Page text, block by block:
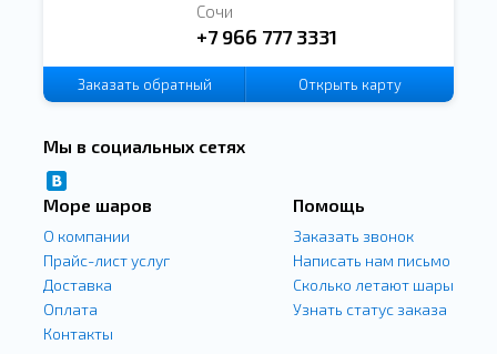
Сочи
+7 966 777 3331
Заказать обратный
Открыть карту
Мы в социальных сетях
Море шаров
О компании
Прайс-лист услуг
Доставка
Оплата
Контакты
Помощь
Заказать звонок
Написать нам письмо
Сколько летают шары
Узнать статус заказа